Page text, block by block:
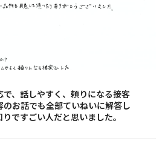
で、話しやすく、頼りになる接客
のお話でも全部ていねいに解答し
ですごい人だと思いました。